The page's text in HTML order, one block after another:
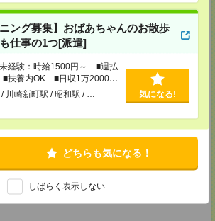
ニング募集】おばあちゃんのお散歩
仕事の1つ[派遣]
経験：時給1500円～ ■週払
扶養内OK ■日収1万2000円
/ 川崎新町駅 / 昭和駅 / … 気になる!
どちらも気になる！
しばらく表示しない
とみらい 2-2-1 横浜ランドマークタワー36F
たま市大宮区桜木町 1-10-16 シーノ大宮ノース
市あら町167 高崎第一生命ビルディング11Ｆ